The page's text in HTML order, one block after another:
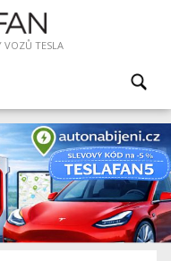
VOZŮ TESLA